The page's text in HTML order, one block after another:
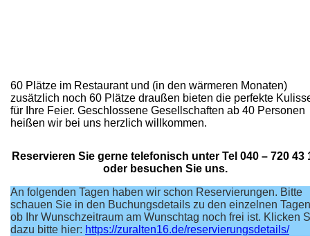
​60 Plätze im Restaurant und (in den wärmeren Monaten)
zusätzlich noch 60 Plätze draußen bieten die perfekte
für Ihre Feier. Geschlossene Gesellschaften ab 40 Personen
heißen wir bei uns herzlich willkommen.
Reservieren Sie gerne telefonisch unter Tel 040 – 720 43
oder besuchen Sie uns.
An folgenden Tagen haben wir schon Reservierungen. Bitte
schauen Sie in den Buchungsdetails zu den einzelnen
ob Ihr Wunschzeitraum am Wunschtag noch frei ist. Klicken
dazu bitte hier: https://zuralten16.de/reservierungsdetails/